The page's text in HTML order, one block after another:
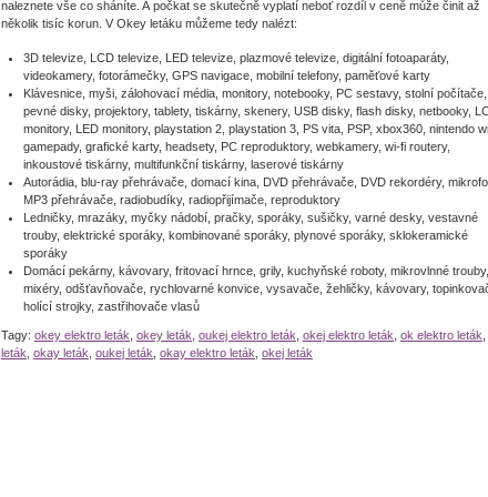
naleznete vše co sháníte. A počkat se skutečně vyplatí neboť rozdíl v ceně může činit až
několik tisíc korun. V Okey letáku můžeme tedy nalézt:
3D televize, LCD televize, LED televize, plazmové televize, digitální fotoaparáty,
videokamery, fotorámečky, GPS navigace, mobilní telefony, paměťové karty
Klávesnice, myši, zálohovací média, monitory, notebooky, PC sestavy, stolní počítače,
pevné disky, projektory, tablety, tiskárny, skenery, USB disky, flash disky, netbooky,
monitory, LED monitory, playstation 2, playstation 3, PS vita, PSP, xbox360, nintendo
gamepady, grafické karty, headsety, PC reproduktory, webkamery, wi-fi routery,
inkoustové tiskárny, multifunkční tiskárny, laserové tiskárny
Autorádia, blu-ray přehrávače, domací kina, DVD přehrávače, DVD rekordéry,
MP3 přehrávače, radiobudíky, radiopřijímače, reproduktory
Ledničky, mrazáky, myčky nádobí, pračky, sporáky, sušičky, varné desky, vestavné
trouby, elektrické sporáky, kombinované sporáky, plynové sporáky, sklokeramické
sporáky
Domácí pekárny, kávovary, fritovací hrnce, grily, kuchyňské roboty, mikrovlnné trouby,
mixéry, odšťavňovače, rychlovarné konvice, vysavače, žehličky, kávovary,
holící strojky, zastřihovače vlasů
Tagy: okey elektro leták okey leták oukej elektro leták okej elektro leták ok elektro leták
leták okay leták oukej leták okay elektro leták okej leták